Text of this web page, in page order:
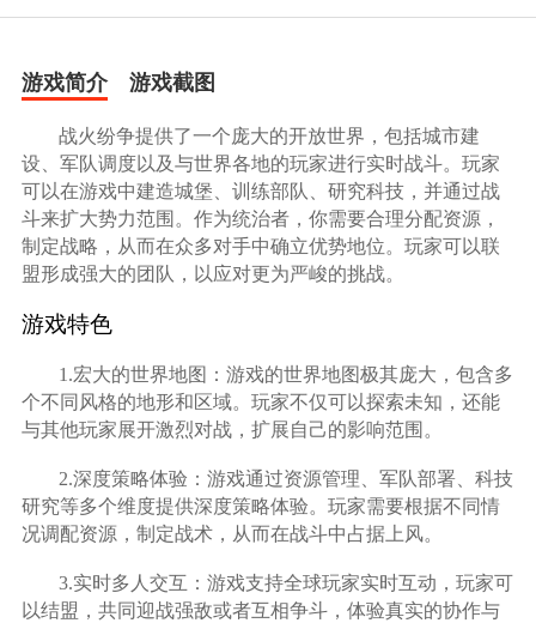
游戏简介 游戏截图
战火纷争提供了一个庞大的开放世界，包括城市建
设、军队调度以及与世界各地的玩家进行实时战斗。玩家
可以在游戏中建造城堡、训练部队、研究科技，并通过战
斗来扩大势力范围。作为统治者，你需要合理分配资源，
制定战略，从而在众多对手中确立优势地位。玩家可以联
盟形成强大的团队，以应对更为严峻的挑战。
游戏特色
1.宏大的世界地图：游戏的世界地图极其庞大，包含多
个不同风格的地形和区域。玩家不仅可以探索未知，还能
与其他玩家展开激烈对战，扩展自己的影响范围。
2.深度策略体验：游戏通过资源管理、军队部署、科技
研究等多个维度提供深度策略体验。玩家需要根据不同情
况调配资源，制定战术，从而在战斗中占据上风。
3.实时多人交互：游戏支持全球玩家实时互动，玩家可
以结盟，共同迎战强敌或者互相争斗，体验真实的协作与